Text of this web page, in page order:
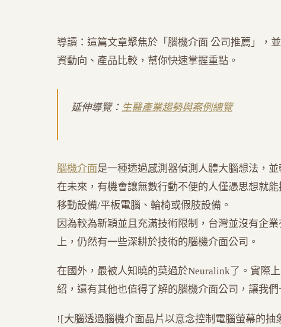
導讀：這篇文章聚焦於「腦機介面 公司推薦」，
資動向、產品比較，幫你快速掌握重點。
延伸導覽： 生醫產業趨勢與案例總覽
腦機介面是一種透過感測器偵測人體大腦想法，
在未來，有機會讓無數行動不便的人僅憑思想就能
移動設備/平板電腦、輪椅或假肢設備。
因為較為新穎並且充滿技術限制，台灣並沒有企
上，仍然有一些深耕於技術的腦機介面公司。
在國外，最被人知曉的莫過於Neuralink了。實際
紹，還有其他也值得了解的腦機介面公司，讓我們
![大腦透過腦機介面晶片以意念控制電腦螢幕的抽